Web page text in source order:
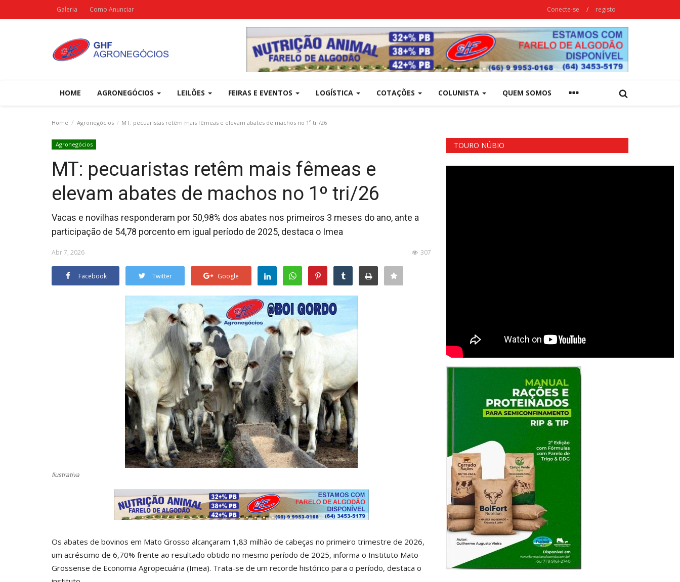
Galeria Como Anunciar Conecte-se / registo
HOME AGRONEGÓCIOS LEILÕES FEIRAS E EVENTOS LOGÍSTICA COTAÇÕES COLUNISTA QUEM SOMOS
Home Agronegócios MT: pecuaristas retêm mais fêmeas e elevam abates de machos no 1º tri/26
Agronegócios
MT: pecuaristas retêm mais fêmeas e
elevam abates de machos no 1º tri/26
Vacas e novilhas responderam por 50,98% dos abates nos primeiros 3 meses do ano, ante a
participação de 54,78 porcento em igual período de 2025, destaca o Imea
Abr 7, 2026 307
Facebook Twitter Google
Ilustrativa
Os abates de bovinos em Mato Grosso alcançaram 1,83 milhão de cabeças no primeiro trimestre de 2026,
um acréscimo de 6,70% frente ao resultado obtido no mesmo período de 2025, informa o Instituto Mato-
Grossense de Economia Agropecuária (Imea). Trata-se de um recorde histórico para o período, destaca o
TOURO NÚBIO